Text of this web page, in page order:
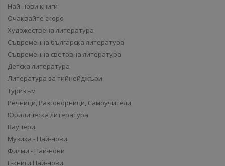
Най-нови книги
Очаквайте скоро
Художествена литература
Съвременна българска литература
Съвременна световна литература
Детска литература
Литература за тийнейджъри
Туризъм
Речници, Разговорници, Самоучители
Юридическа литература
Ваучери
Музика - Най-нови
Филми - Най-нови
Е-книги Най-нови